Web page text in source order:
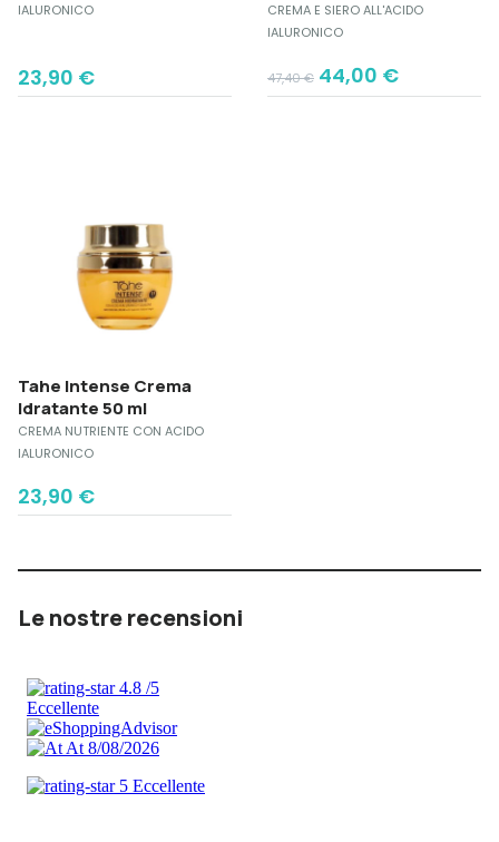
IALURONICO
23,90 €
CREMA E SIERO ALL'ACIDO
IALURONICO
47,40€
Original
price
44,00 €
Current
price
Tahe Intense Crema
Idratante 50 ml
CREMA NUTRIENTE CON ACIDO
IALURONICO
23,90 €
Le nostre recensioni